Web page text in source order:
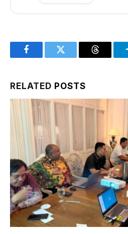
FacebookTwitter Threads
RELATED POSTS